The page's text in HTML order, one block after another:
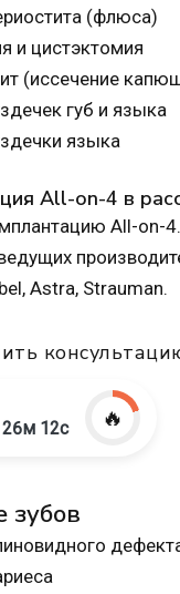
(флюса)
и цистэктомия
(иссечение
губ и языка
языка
All-on-4 в
All-on-
Astra, Strauman.
10с 🔥
зубов